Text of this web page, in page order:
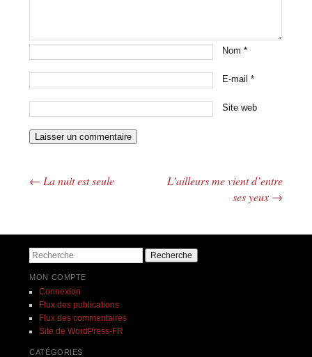
Nom*
E-mail*
Site web
← La nuit est seule
L’ailleurs me vient d’entre
ses yeux →
Recherche
MON COMPTE
Connexion
Flux des publications
Flux des commentaires
Site de WordPress-FR
CATÉGORIES